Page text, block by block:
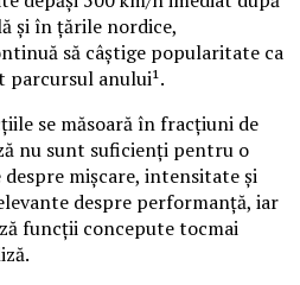
și în țările nordice,
să câștige popularitate ca
anului¹.
se măsoară în fracțiuni de
nu sunt suficienți pentru o
mișcare, intensitate și
despre performanță, iar
funcții concepute tocmai